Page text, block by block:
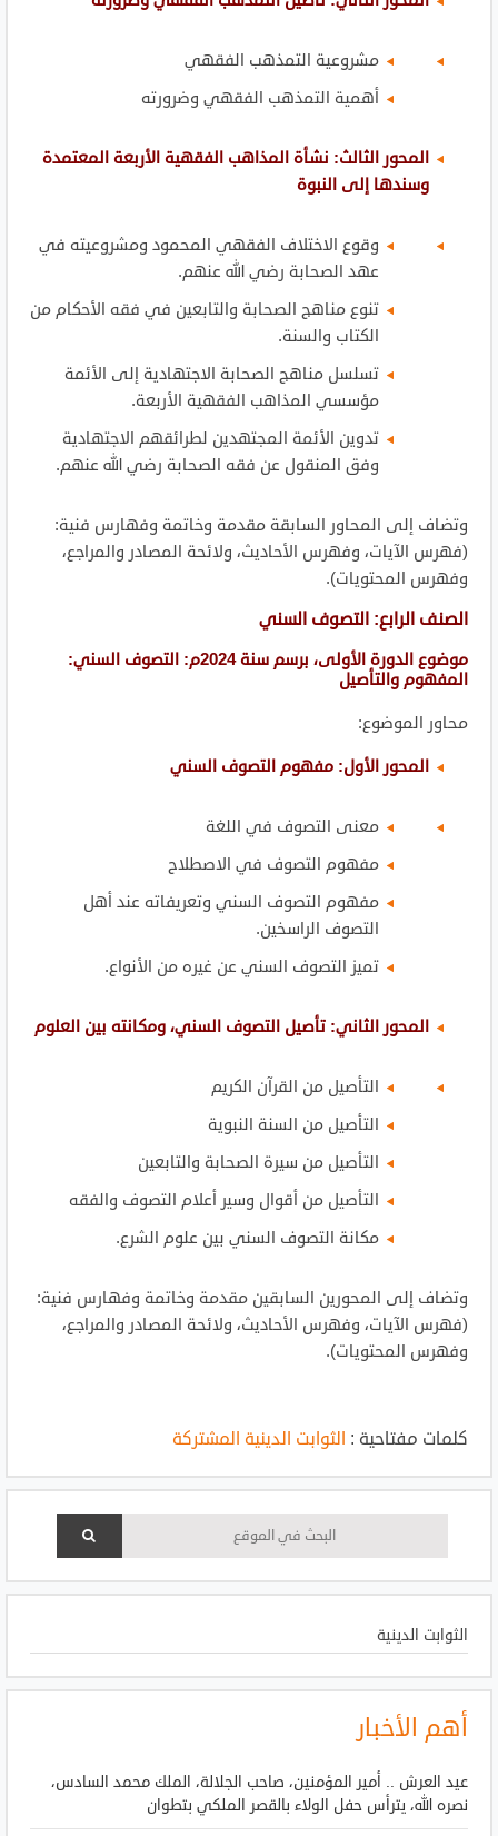
مشروعية التمذهب الفقهي
أهمية التمذهب الفقهي وضرورته
المحور الثالث: نشأة المذاهب الفقهية الأربعة المعتمدة
وسندها إلى النبوة
وقوع الاختلاف الفقهي المحمود ومشروعيته في
عهد الصحابة رضي الله عنهم.
تنوع مناهج الصحابة والتابعين في فقه الأحكام من
الكتاب والسنة.
تسلسل مناهج الصحابة الاجتهادية إلى الأئمة
مؤسسي المذاهب الفقهية الأربعة.
تدوين الأئمة المجتهدين لطرائقهم الاجتهادية
وفق المنقول عن فقه الصحابة رضي الله عنهم.
وتضاف إلى المحاور السابقة مقدمة وخاتمة وفهارس فنية:
(فهرس الآيات، وفهرس الأحاديث، ولائحة المصادر والمراجع،
وفهرس المحتويات).
الصنف الرابع: التصوف السني
موضوع الدورة الأولى، برسم سنة 2024م: التصوف السني:
المفهوم والتأصيل
محاور الموضوع:
المحور الأول: مفهوم التصوف السني
معنى التصوف في اللغة
مفهوم التصوف في الاصطلاح
مفهوم التصوف السني وتعريفاته عند أهل
التصوف الراسخين.
تميز التصوف السني عن غيره من الأنواع.
المحور الثاني: تأصيل التصوف السني، ومكانته بين العلوم
التأصيل من القرآن الكريم
التأصيل من السنة النبوية
التأصيل من سيرة الصحابة والتابعين
التأصيل من أقوال وسير أعلام التصوف والفقه
مكانة التصوف السني بين علوم الشرع.
وتضاف إلى المحورين السابقين مقدمة وخاتمة وفهارس فنية:
(فهرس الآيات، وفهرس الأحاديث، ولائحة المصادر والمراجع،
وفهرس المحتويات).
كلمات مفتاحية : الثوابت الدينية المشتركة
الثوابت الدينية
أهم الأخبار
عيد العرش .. أمير المؤمنين، صاحب الجلالة، الملك محمد السادس،
نصره الله، يترأس حفل الولاء بالقصر الملكي بتطوان